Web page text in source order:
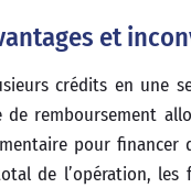
et
crédits en une
remboursement
pour
de l’opération, les